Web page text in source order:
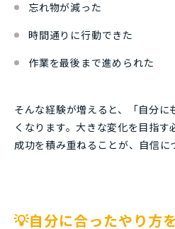
忘れ物が減った
時間通りに行動できた
作業を最後まで進められた
そんな経験が増えると、「自分に
くなります。大きな変化を目指
成功を積み重ねることが、自信に
💡自分に合ったやり方